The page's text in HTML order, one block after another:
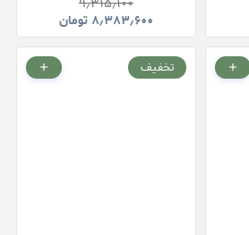
۸٫۳۸۳٫۶۰۰ تومان
تخفیف